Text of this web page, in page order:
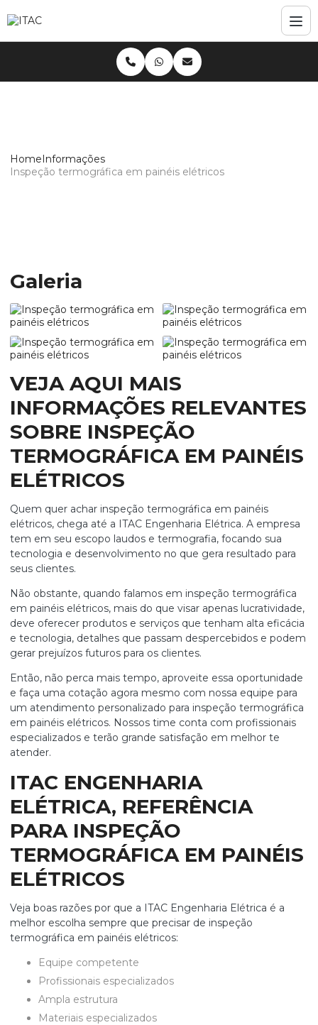
HomeInformações
Inspeção termográfica em painéis elétricos
Galeria
VEJA AQUI MAIS
INFORMAÇÕES RELEVANTES
SOBRE INSPEÇÃO
TERMOGRÁFICA EM PAINÉIS
ELÉTRICOS
Quem quer achar inspeção termográfica em painéis
elétricos, chega até a ITAC Engenharia Elétrica. A empresa
tem em seu escopo laudos e termografia, focando sua
tecnologia e desenvolvimento no que gera resultado para
seus clientes.
Não obstante, quando falamos em inspeção termográfica
em painéis elétricos, mais do que visar apenas lucratividade,
deve oferecer produtos e serviços que tenham alta eficácia
e tecnologia, detalhes que passam despercebidos e podem
gerar prejuízos futuros para os clientes.
Então, não perca mais tempo, aproveite essa oportunidade
e faça uma cotação agora mesmo com nossa equipe para
um atendimento personalizado para inspeção termográfica
em painéis elétricos. Nossos time conta com profissionais
especializados e terão grande satisfação em melhor te
atender.
ITAC ENGENHARIA
ELÉTRICA, REFERÊNCIA
PARA INSPEÇÃO
TERMOGRÁFICA EM PAINÉIS
ELÉTRICOS
Veja boas razões por que a ITAC Engenharia Elétrica é a
melhor escolha sempre que precisar de inspeção
termográfica em painéis elétricos:
equipe competente
profissionais especializados
ampla estrutura
materiais especializados